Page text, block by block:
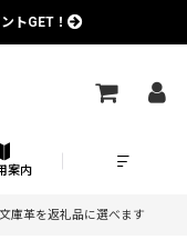
トGET！
案内
庫革を返礼品に選べます